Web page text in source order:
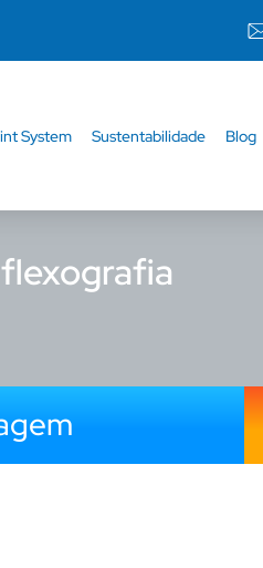
System Sustentabilidade Blog